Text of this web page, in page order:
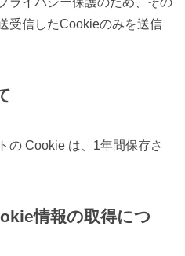
受信したCookieのみを送信
の Cookie は、1年間保存さ
情報の取得につ